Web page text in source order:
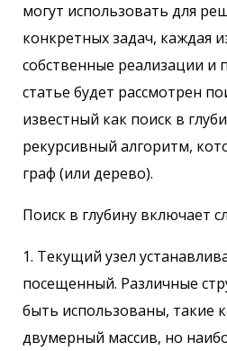
могут использовать для
конкретных задач, каждая
собственные реализации и
статье будет рассмотрен
известный как поиск в
рекурсивный алгоритм,
граф (или дерево).
Поиск в глубину включает
1. Текущий узел
посещенный. Различные
быть использованы, такие
двумерный массив, но